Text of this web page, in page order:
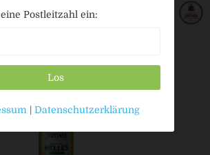
Postleitzahl ein:
Los
| Datenschutzerklärung